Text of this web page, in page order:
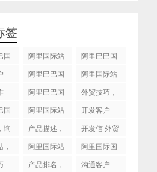
签
国
阿里国际站
国际站托管
服务，阿里
服务
阿里巴巴国
阿里巴巴国
阿里国际站
阿里巴巴国
作
外贸技巧，
国
阿里国际站
开发客户
询
产品描述，
开发信 外贸
阿里国际站
阿里国际国
产品排名，
沟通客户